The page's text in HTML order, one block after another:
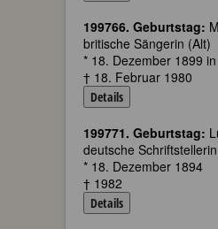
199766. Geburtstag:
britische Sängerin (Alt)
* 18. Dezember 1899
† 18. Februar 1980
Details
199771. Geburtstag:
deutsche Schriftstellerin
* 18. Dezember 1894
† 1982
Details